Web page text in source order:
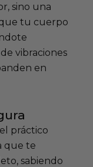
sino una
tu cuerpo
vibraciones
en
práctico
que te
sabiendo